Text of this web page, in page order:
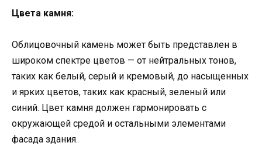
Цвета камня:
Облицовочный камень может быть представлен в
широком спектре цветов — от нейтральных тонов,
таких как белый, серый и кремовый, до насыщенных
и ярких цветов, таких как красный, зеленый или
синий. Цвет камня должен гармонировать с
окружающей средой и остальными элементами
фасада здания.